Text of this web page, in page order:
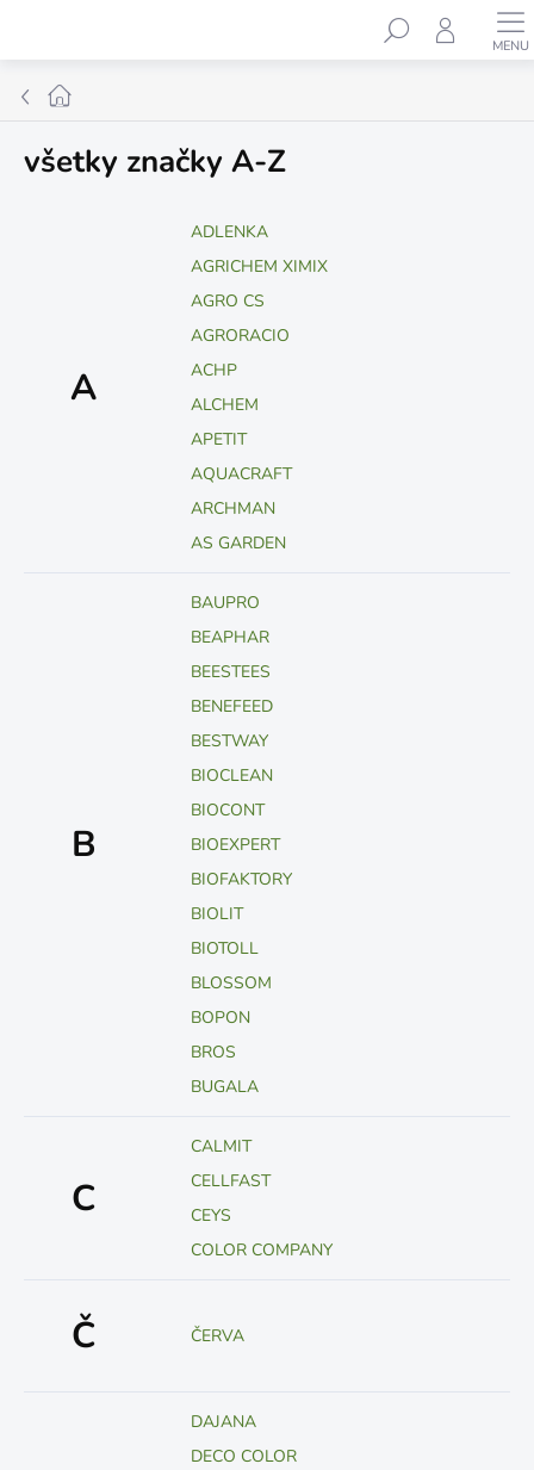
obsah
Hľadať
Domov
všetky značky A-Z
A
ADLENKA
AGRICHEM XIMIX
AGRO CS
AGRORACIO
ACHP
ALCHEM
APETIT
AQUACRAFT
ARCHMAN
AS GARDEN
B
BAUPRO
BEAPHAR
BEESTEES
BENEFEED
BESTWAY
BIOCLEAN
BIOCONT
BIOEXPERT
BIOFAKTORY
BIOLIT
BIOTOLL
BLOSSOM
BOPON
BROS
BUGALA
C
CALMIT
CELLFAST
CEYS
COLOR COMPANY
Č ČERVA
DAJANA
DECO COLOR